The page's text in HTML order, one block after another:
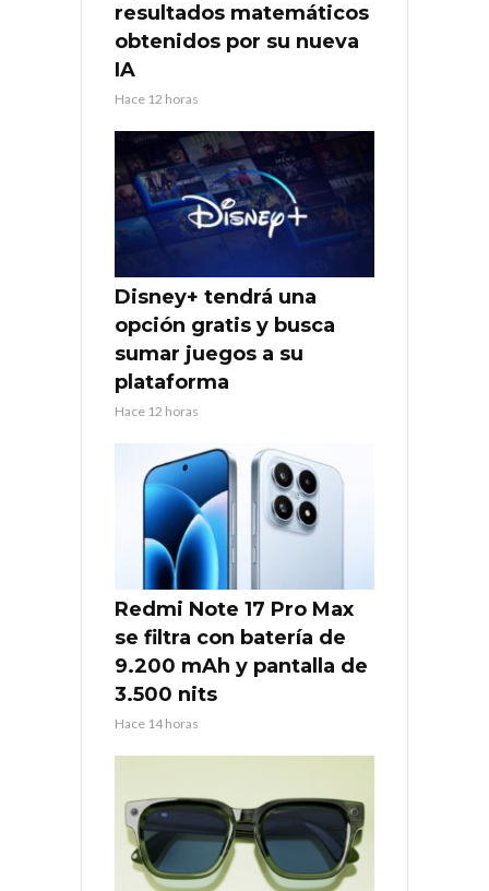
resultados matemáticos
obtenidos por su nueva
IA
Hace 12 horas
Disney+ tendrá una
opción gratis y busca
sumar juegos a su
plataforma
Hace 12 horas
Redmi Note 17 Pro Max
se filtra con batería de
9.200 mAh y pantalla de
3.500 nits
Hace 14 horas